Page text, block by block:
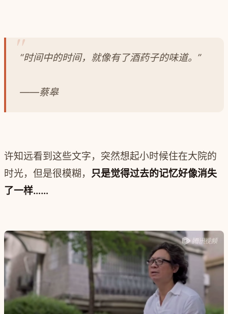
“时间中的时间，就像有了酒药子的味道。”
——蔡皋
许知远看到这些文字，突然想起小时候住在大院的
时光，但是很模糊， 只是觉得过去的记忆好像消失
了一样……